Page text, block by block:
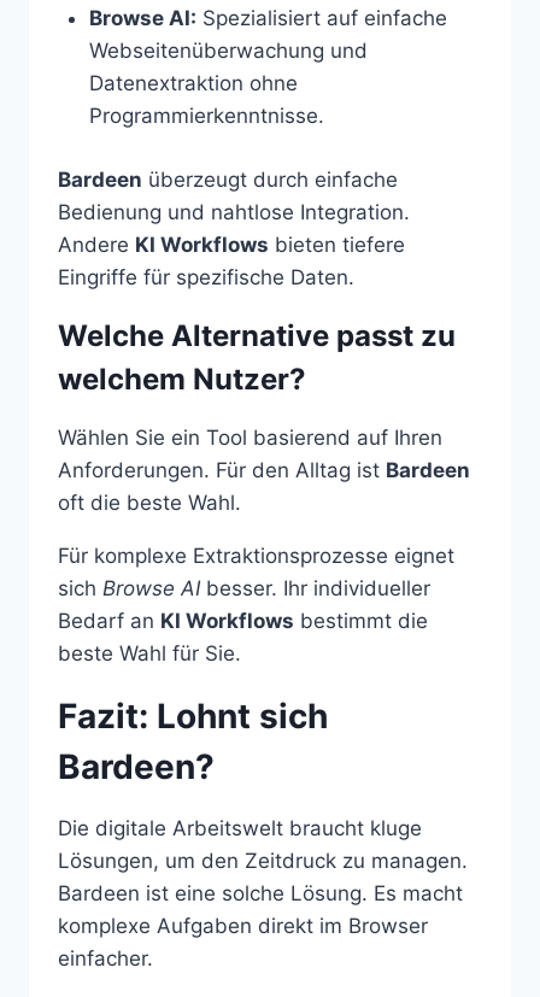
Browse AI: Spezialisiert auf einfache
Webseitenüberwachung und
Datenextraktion ohne
Programmierkenntnisse.
Bardeen überzeugt durch einfache
Bedienung und nahtlose Integration.
Andere KI Workflows bieten tiefere
Eingriffe für spezifische Daten.
Welche Alternative passt zu
welchem Nutzer?
Wählen Sie ein Tool basierend auf Ihren
Anforderungen. Für den Alltag ist Bardeen
oft die beste Wahl.
Für komplexe Extraktionsprozesse eignet
sich Browse AIbesser. Ihr individueller
Bedarf an KI Workflows bestimmt die
beste Wahl für Sie.
Fazit: Lohnt sich
Bardeen?
Die digitale Arbeitswelt braucht kluge
Lösungen, um den Zeitdruck zu managen.
Bardeen ist eine solche Lösung. Es macht
komplexe Aufgaben direkt im Browser
einfacher.